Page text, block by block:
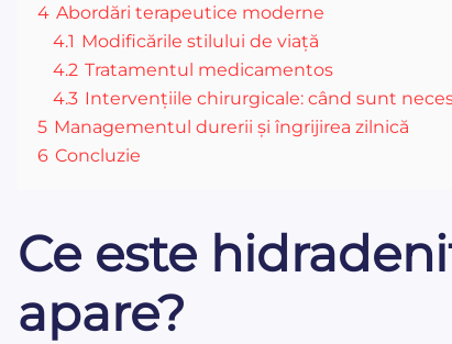
4 Abordări terapeutice moderne
4.1 Modificările stilului de viață
4.2 Tratamentul medicamentos
4.3 Intervențiile chirurgicale: când sunt
5 Managementul durerii și îngrijirea zilnică
6 Concluzie
Ce este
apare?